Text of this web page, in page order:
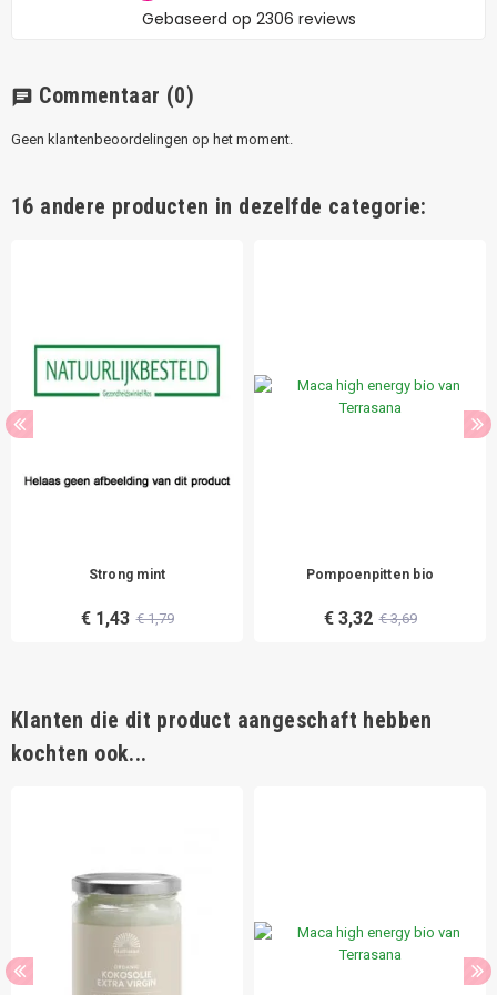
chat Commentaar (0)
Geen klantenbeoordelingen op het moment.
16 andere producten in dezelfde categorie:
Strong mint
€ 1,43 € 1,79
Pompoenpitten bio
€ 3,32 € 3,69
Klanten die dit product aangeschaft hebben
kochten ook...